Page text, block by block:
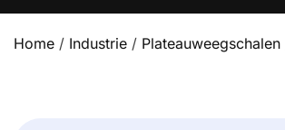
Home / Industrie / Plateauweegschalen